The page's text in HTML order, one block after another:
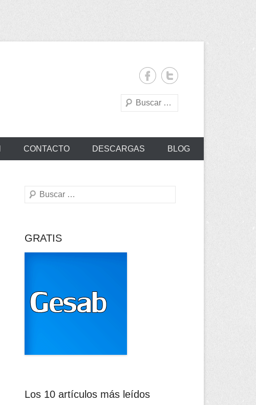
Buscar
CONTACTO DESCARGAS BLOG
Buscar
GRATIS
Los 10 artículos más leídos